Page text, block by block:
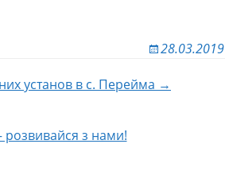
28.03.2019
установ в с. Перейма →
з нами!